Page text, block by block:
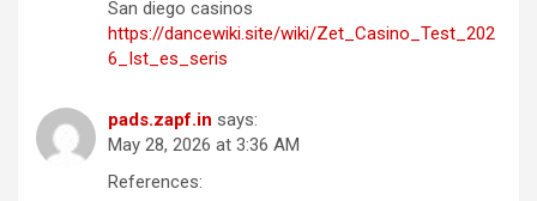
San diego casinos
https://dancewiki.site/wiki/Zet_Casino_Test_202
6_Ist_es_seris
pads.zapf.in says:
May 28, 2026 at 3:36 AM
References: